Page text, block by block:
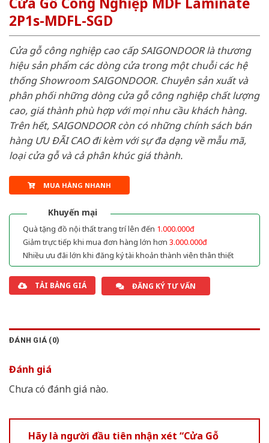
2P1s-MDFL-SGD
Cửa gỗ công nghiệp cao cấp SAIGONDOOR là thương
hiệu sản phẩm các dòng cửa trong một chuỗi các hệ
thống Showroom SAIGONDOOR. Chuyên sản xuất và
phân phối những dòng cửa gỗ công nghiệp chất lượng
cao, giá thành phù hợp với mọi nhu cầu khách hàng.
Trên hết, SAIGONDOOR còn có những chính sách bán
hàng ƯU ĐÃI CAO đi kèm với sự đa dạng về mẫu mã,
loại cửa gỗ và cả phân khúc giá thành.
MUA HÀNG NHANH
Khuyến mại
Quà tặng đồ nội thất trang trí lên đến 1.000.000đ
Giảm trực tiếp khi mua đơn hàng lớn hơn 3.000.000đ
Nhiều ưu đãi lớn khi đăng ký tài khoản thành viên thân thiết
TẢI BẢNG GIÁ ĐĂNG KÝ TƯ VẤN
ĐÁNH GIÁ (0)
Đánh giá
Chưa có đánh giá nào.
Hãy là người đầu tiên nhận xét “Cửa Gỗ